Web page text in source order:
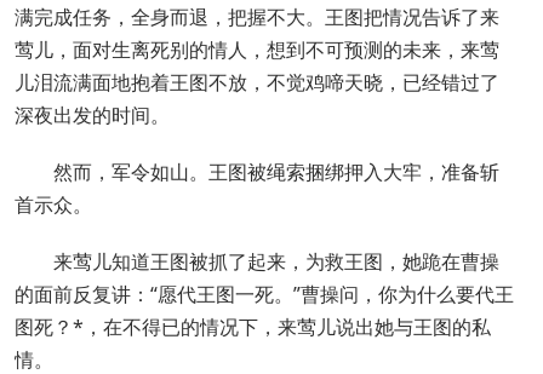
满完成任务，全身而退，把握不大。王图把情况告诉了来
莺儿，面对生离死别的情人，想到不可预测的未来，来莺
儿泪流满面地抱着王图不放，不觉鸡啼天晓，已经错过了
深夜出发的时间。
然而，军令如山。王图被绳索捆绑押入大牢，准备斩
首示众。
来莺儿知道王图被抓了起来，为救王图，她跪在曹操
的面前反复讲：“愿代王图一死。”曹操问，你为什么要代王
图死？*，在不得已的情况下，来莺儿说出她与王图的私
情。